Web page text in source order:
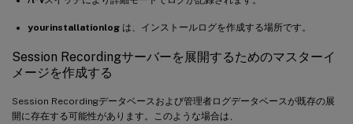
yourinstallationlog は、インストールログを作成する場所です。
Session Recordingサーバーを展開するためのマスターイ
メージを作成する
Session Recordingデータベースおよび管理者ログデータベースが既存の展
開に存在する可能性があります。このような場合は、